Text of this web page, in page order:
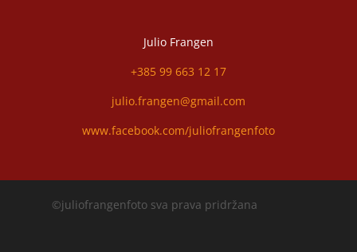
Julio Frangen
+385 99 663 12 17
julio.frangen@gmail.com
www.facebook.com/juliofrangenfoto
©juliofrangenfoto sva prava pridržana